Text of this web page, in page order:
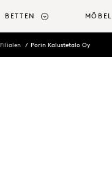
BETTEN MÖBEL
Filialen Porin Kalustetalo Oy